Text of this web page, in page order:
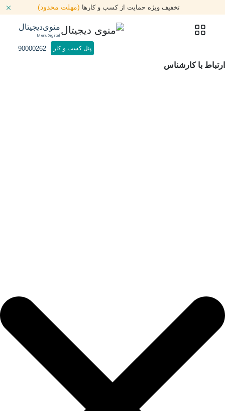
تخفیف ویژه حمایت از کسب و کارها (مهلت محدود)
منوی‌دیجیتال
MenuDigital
پنل کسب و کار
90000262
ارتباط با کارشناس